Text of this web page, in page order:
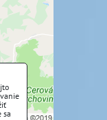
sa